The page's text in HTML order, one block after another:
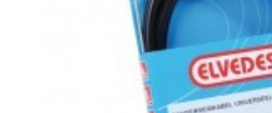
Originele BTC-onderdelen
Originele Kymco-onderdelen
Originele Peugeot-onderdelen